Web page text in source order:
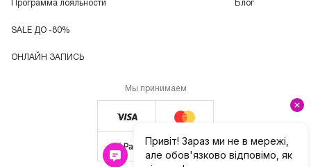
Программа лояльности
SALE ДО -80%
ОНЛАЙН ЗАПИСЬ
Блог
Мы принимаем